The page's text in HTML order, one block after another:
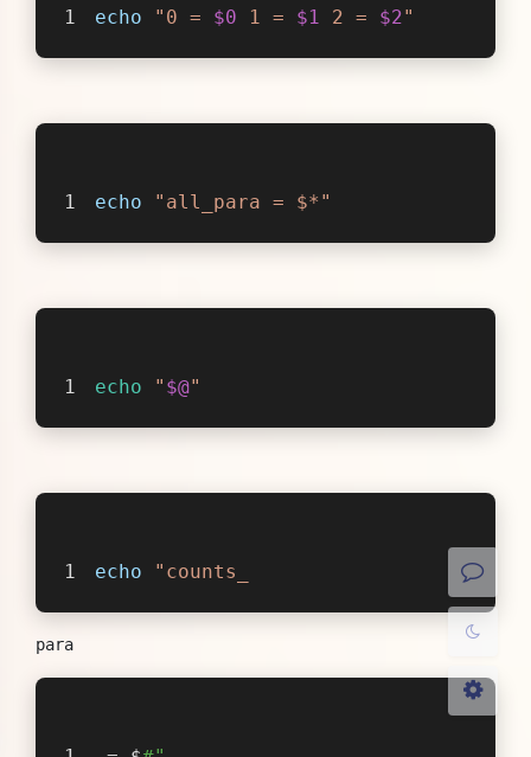
echo "0 = $0 1 = $1 2 = $2"
echo "all_para = $*"
echo " $@"
echo "counts_
para